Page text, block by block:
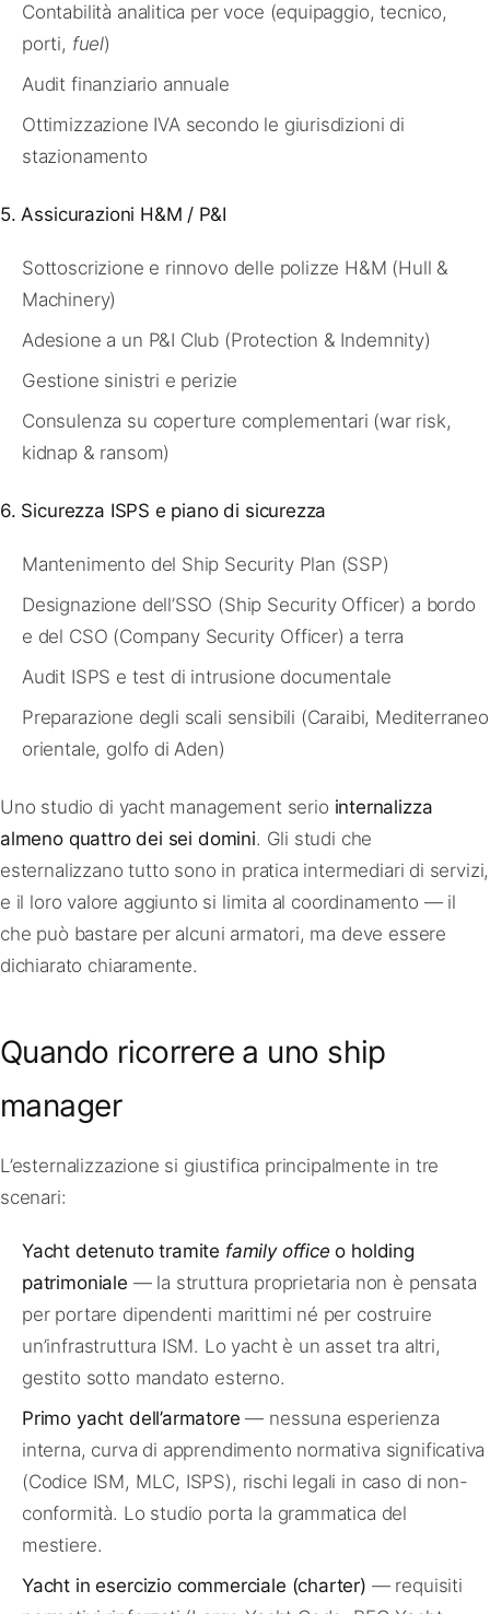
Contabilità analitica per voce (equipaggio, tecnico,
porti, fuel)
Audit finanziario annuale
Ottimizzazione IVA secondo le giurisdizioni di
stazionamento
5. Assicurazioni H&M / P&I
Sottoscrizione e rinnovo delle polizze H&M (Hull &
Machinery)
Adesione a un P&I Club (Protection & Indemnity)
Gestione sinistri e perizie
Consulenza su coperture complementari (war risk,
kidnap & ransom)
6. Sicurezza ISPS e piano di sicurezza
Mantenimento del Ship Security Plan (SSP)
Designazione dell’SSO (Ship Security Officer) a bordo
e del CSO (Company Security Officer) a terra
Audit ISPS e test di intrusione documentale
Preparazione degli scali sensibili (Caraibi, Mediterraneo
orientale, golfo di Aden)
Uno studio di yacht management serio internalizza
almeno quattro dei sei domini. Gli studi che
esternalizzano tutto sono in pratica intermediari di servizi,
e il loro valore aggiunto si limita al coordinamento — il
che può bastare per alcuni armatori, ma deve essere
dichiarato chiaramente.
Quando ricorrere a uno ship
manager
L’esternalizzazione si giustifica principalmente in tre
scenari:
Yacht detenuto tramite family office o holding
patrimoniale — la struttura proprietaria non è pensata
per portare dipendenti marittimi né per costruire
un’infrastruttura ISM. Lo yacht è un asset tra altri,
gestito sotto mandato esterno.
Primo yacht dell’armatore — nessuna esperienza
interna, curva di apprendimento normativa significativa
(Codice ISM, MLC, ISPS), rischi legali in caso di non-
conformità. Lo studio porta la grammatica del
mestiere.
Yacht in esercizio commerciale (charter) — requisiti